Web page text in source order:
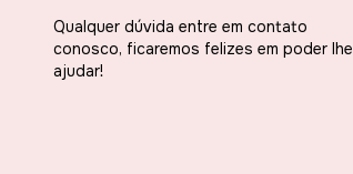
Qualquer dúvida entre em contato
conosco, ficaremos felizes em poder lhe
ajudar!